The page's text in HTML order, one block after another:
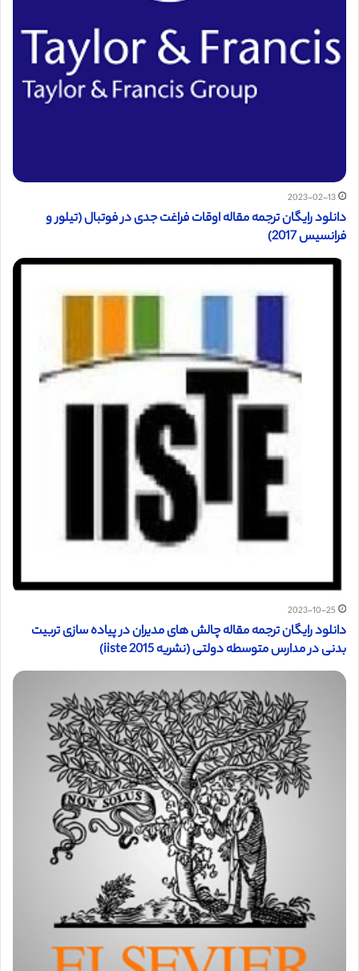
2023-02-13
دانلود رایگان ترجمه مقاله اوقات فراغت جدی در فوتبال (تیلور و
فرانسیس 2017)
2023-10-25
دانلود رایگان ترجمه مقاله چالش های مدیران در پیاده سازی تربیت
بدنی در مدارس متوسطه دولتی (نشریه iiste 2015)